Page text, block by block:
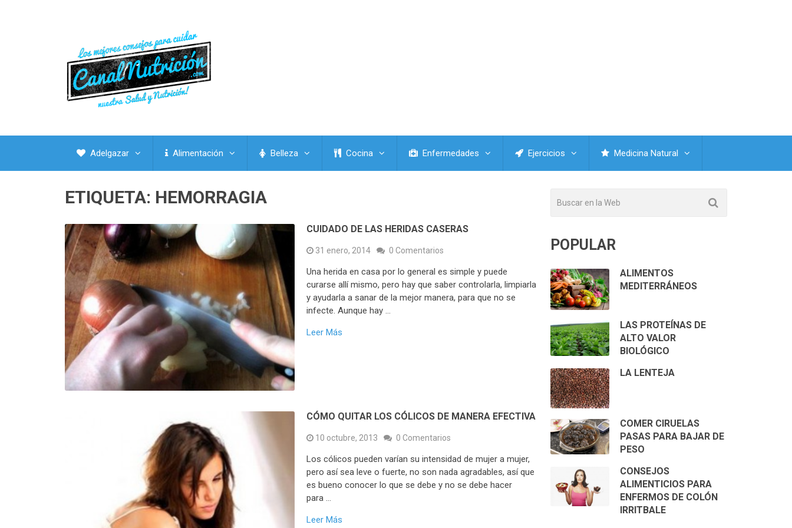
Adelgazar Alimentación Belleza Cocina Enfermedades Ejercicios Medicina Natural
ETIQUETA: HEMORRAGIA
CUIDADO DE LAS HERIDAS CASERAS
31 enero, 2014 0 Comentarios
Una herida en casa por lo general es simple y puede
curarse allí mismo, pero hay que saber controlarla, limpiarla
y ayudarla a sanar de la mejor manera, para que no se
infecte. Aunque hay …
Leer Más
CÓMO QUITAR LOS CÓLICOS DE MANERA EFECTIVA
10 octubre, 2013 0 Comentarios
Los cólicos pueden varían su intensidad de mujer a mujer,
pero así sea leve o fuerte, no son nada agradables, así que
es bueno conocer lo que se debe y no se debe hacer
para …
Leer Más
POPULAR
ALIMENTOS
MEDITERRÁNEOS
LAS PROTEÍNAS DE
ALTO VALOR
BIOLÓGICO
LA LENTEJA
COMER CIRUELAS
PASAS PARA BAJAR DE
PESO
CONSEJOS
ALIMENTICIOS PARA
ENFERMOS DE COLÓN
IRRITBALE